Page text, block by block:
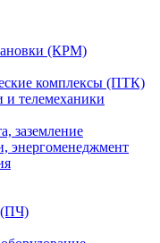
(КРМ)
комплексы (ПТК)
и телемеханики
заземление
энергоменеджмент
(ПЧ)